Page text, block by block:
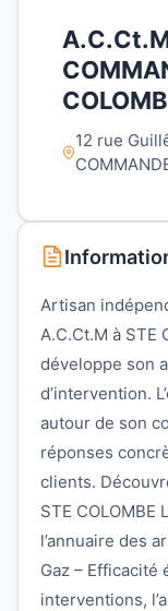
12 rue
Artisan
A.C.Ct.M à STE
développe son
d’intervention.
autour de son
réponses
clients.
STE COLOMBE
l’annuaire des
Gaz – Efficacité
interventions,